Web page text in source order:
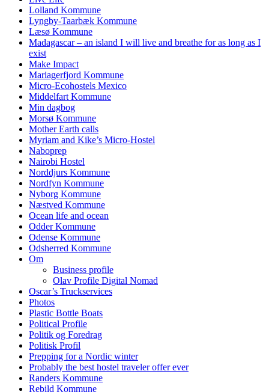
Lolland Kommune
Lyngby-Taarbæk Kommune
Læsø Kommune
Madagascar – an island I will live and breathe for as long as I
exist
Make Impact
Mariagerfjord Kommune
Micro-Ecohostels Mexico
Middelfart Kommune
Min dagbog
Morsø Kommune
Mother Earth calls
Myriam and Kike’s Micro-Hostel
Naboprep
Nairobi Hostel
Norddjurs Kommune
Nordfyn Kommune
Nyborg Kommune
Næstved Kommune
Ocean life and ocean
Odder Kommune
Odense Kommune
Odsherred Kommune
Om
Business profile
Olav Profile Digital Nomad
Oscar’s Truckservices
Photos
Plastic Bottle Boats
Political Profile
Politik og Foredrag
Politisk Profil
Prepping for a Nordic winter
Probably the best hostel traveler offer ever
Randers Kommune
Rebild Kommune